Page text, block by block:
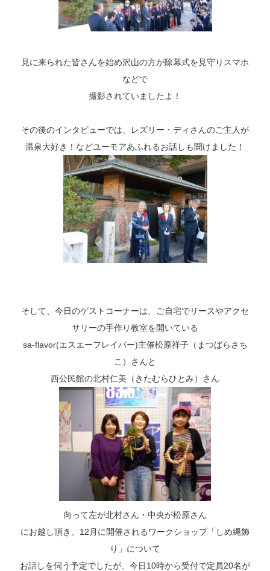
見に来られた皆さんを始め沢山の方が除幕式を見守りスマホ
などで
撮影されていましたよ！
その後のインタビューでは、レズリー・ディさんのご主人が
温泉大好き！などユーモアあふれるお話しも聞けました！
そして、今日のゲストコーナーは、ご自宅でリースやアクセ
サリーの手作り教室を開いている
sa-flavor(エスエーフレイバー)主催松原祥子（まつばらさち
こ）さんと
西公民館の北村仁美（きたむらひとみ）さん
向って左が北村さん・中央が松原さん
にお越し頂き、12月に開催されるワークショップ「しめ縄飾
り」について
お話しを伺う予定でしたが、今日10時から受付で定員20名が